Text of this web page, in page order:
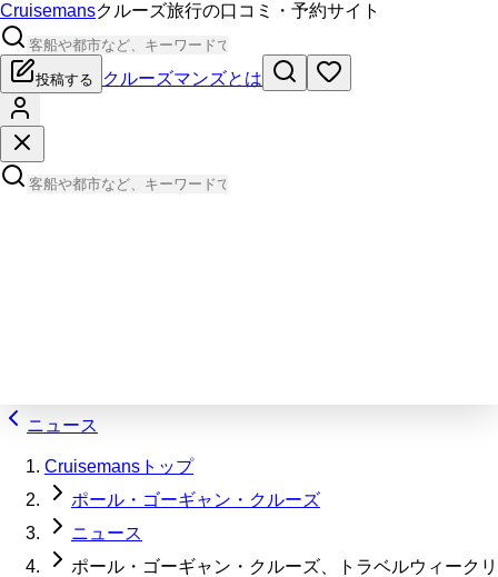
Cruisemansクルーズ旅行の口コミ・予約サイト
投稿する クルーズマンズとは
ニュース
Cruisemansトップ
ポール・ゴーギャン・クルーズ
ニュース
ポール・ゴーギャン・クルーズ、トラベルウィークリ